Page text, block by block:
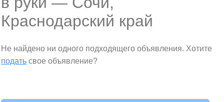
Краснодарский край
Не найдено ни одного подходящего объявления. Хотите
подать свое объявление?